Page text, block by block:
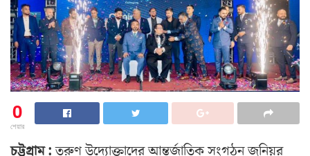
0
শেয়ার
চট্টগ্রাম :তরুণ উদ্যোক্তাদের আন্তর্জাতিক সংগঠন জুনিয়র